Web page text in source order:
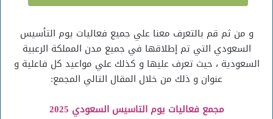
و من ثم قم بالتعرف معنا علي جميع فعاليات يوم التأسيس
السعودي التي تم إطلاقها في جميع مدن المملكة الرعبية
السعودية ، حيث تعرف عليها و كذلك علي مواعيد كل فاعلية و
عنوان و ذلك من خلال المقال التالي المجمع:
مجمع فعاليات يوم التاسيس السعودي 2025